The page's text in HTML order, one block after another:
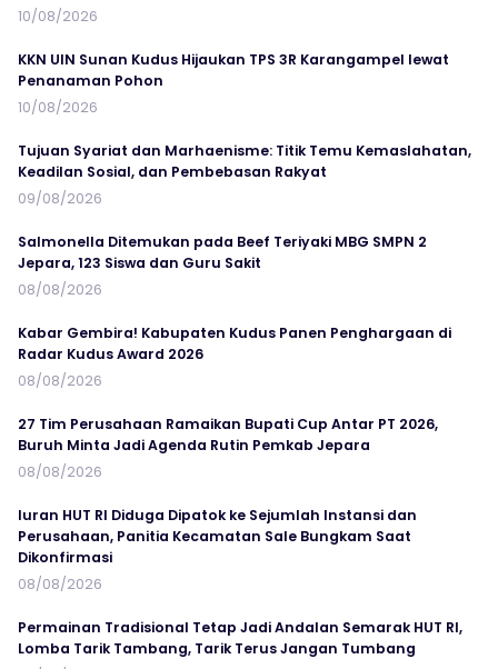
10/08/2026
KKN UIN Sunan Kudus Hijaukan TPS 3R Karangampel lewat
Penanaman Pohon
10/08/2026
Tujuan Syariat dan Marhaenisme: Titik Temu Kemaslahatan,
Keadilan Sosial, dan Pembebasan Rakyat
09/08/2026
Salmonella Ditemukan pada Beef Teriyaki MBG SMPN 2
Jepara, 123 Siswa dan Guru Sakit
08/08/2026
Kabar Gembira! Kabupaten Kudus Panen Penghargaan di
Radar Kudus Award 2026
08/08/2026
27 Tim Perusahaan Ramaikan Bupati Cup Antar PT 2026,
Buruh Minta Jadi Agenda Rutin Pemkab Jepara
08/08/2026
Iuran HUT RI Diduga Dipatok ke Sejumlah Instansi dan
Perusahaan, Panitia Kecamatan Sale Bungkam Saat
Dikonfirmasi
08/08/2026
Permainan Tradisional Tetap Jadi Andalan Semarak HUT RI,
Lomba Tarik Tambang, Tarik Terus Jangan Tumbang